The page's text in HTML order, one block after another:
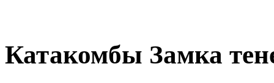
Катакомбы Замка